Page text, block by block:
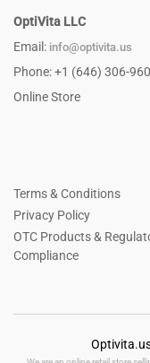
OptiVita LLC
Email: info@optivita.us
Phone: +1 (646) 306-
Online Store
Terms & Conditions
Privacy Policy
OTC Products &
Compliance